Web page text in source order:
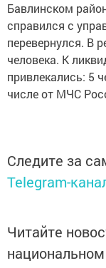
Бавлинском
справился с
перевернулся. В
человека. К
привлекались: 5
числе от МЧС
Следите за
Telegram-
Читайте